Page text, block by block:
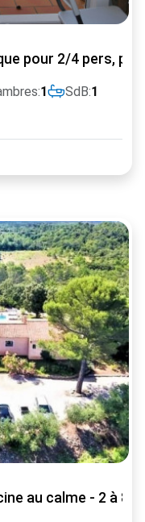
pour 2/4 pers,
1 SdB:1
au calme - 2 à 8